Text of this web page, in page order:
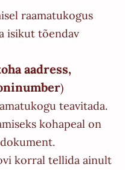
raamatukogus
isikut tõendav
aadress,
)
teavitada.
kohapeal on
korral tellida ainult